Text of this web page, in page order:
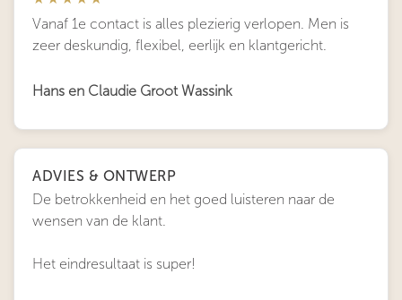
Vanaf 1e contact is alles plezierig verlopen. Men is
zeer deskundig, flexibel, eerlijk en klantgericht.
Hans en Claudie Groot Wassink
ADVIES & ONTWERP
De betrokkenheid en het goed luisteren naar de
wensen van de klant.
Het eindresultaat is super!